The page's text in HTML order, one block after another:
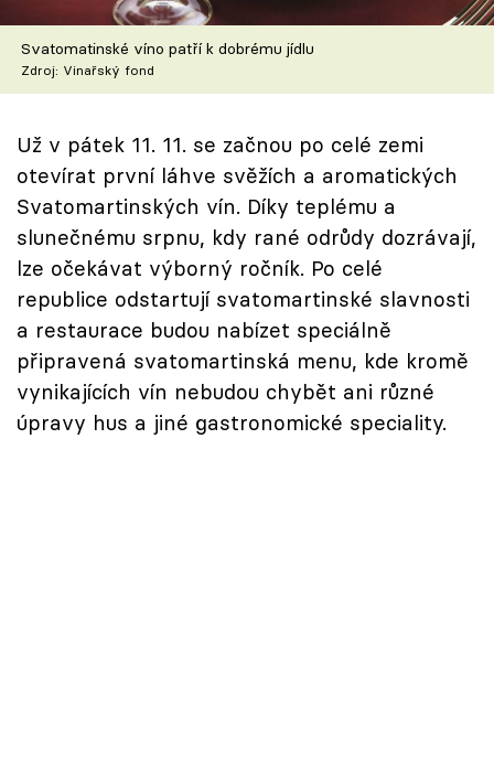
Speciál: Cuketa
Těhotnej kuchař
Přihlášení
Sledujte nás
Svatomatinské víno patří k dobrému jídlu
Zdroj: Vinařský fond
Už v pátek 11. 11. se začnou po celé zemi
otevírat první láhve svěžích a aromatických
Svatomartinských vín. Díky teplému a
slunečnému srpnu, kdy rané odrůdy dozrávají,
lze očekávat výborný ročník. Po celé
republice odstartují svatomartinské slavnosti
a restaurace budou nabízet speciálně
připravená svatomartinská menu, kde kromě
vynikajících vín nebudou chybět ani různé
úpravy hus a jiné gastronomické speciality.